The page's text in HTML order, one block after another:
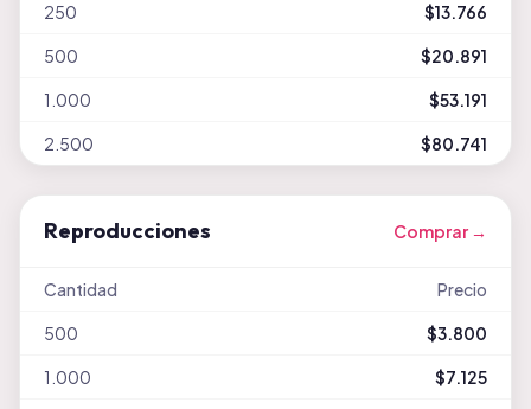
250 $13.766
500 $20.891
1.000 $53.191
2.500 $80.741
Reproducciones Comprar →
Cantidad Precio
500 $3.800
1.000 $7.125